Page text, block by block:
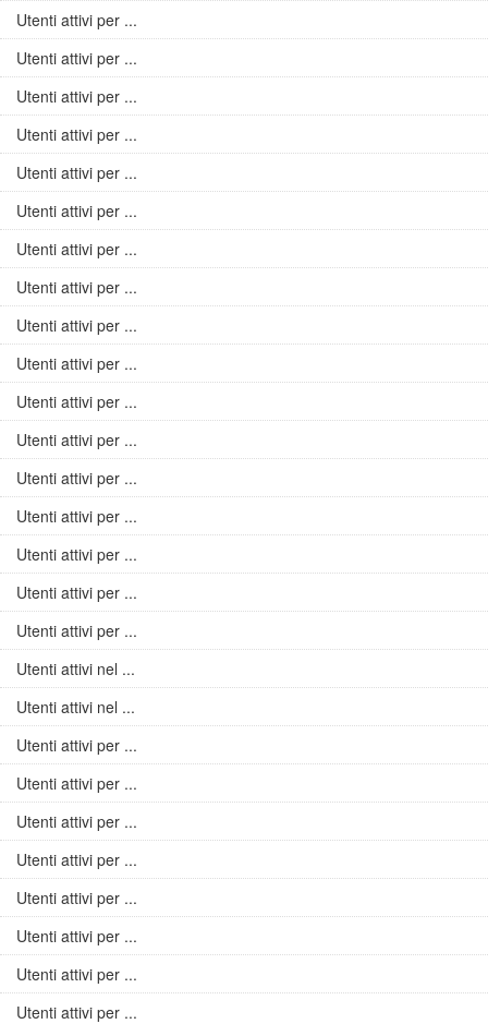
Utenti attivi per ...
Utenti attivi per ...
Utenti attivi per ...
Utenti attivi per ...
Utenti attivi per ...
Utenti attivi per ...
Utenti attivi per ...
Utenti attivi per ...
Utenti attivi per ...
Utenti attivi per ...
Utenti attivi per ...
Utenti attivi per ...
Utenti attivi per ...
Utenti attivi per ...
Utenti attivi per ...
Utenti attivi per ...
Utenti attivi per ...
Utenti attivi nel ...
Utenti attivi nel ...
Utenti attivi per ...
Utenti attivi per ...
Utenti attivi per ...
Utenti attivi per ...
Utenti attivi per ...
Utenti attivi per ...
Utenti attivi per ...
Utenti attivi per ...